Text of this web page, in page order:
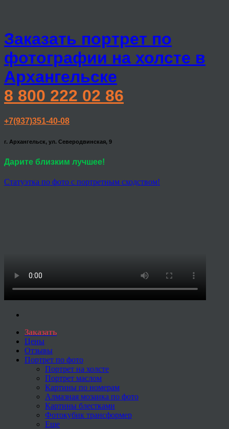
Заказать портрет по
фотографии на холсте в
Архангельске
8 800 222 02 86
+7(937)351-40-08
г. Архангельск, ул. Северодвинская, 9
Дарите близким лучшее!
Статуэтка по фото с портретным сходством!
Заказать
Цены
Отзывы
Портрет по фото
Портрет на холсте
Портрет маслом
Картины по номерам
Алмазная мозаика по фото
Картины блестками
Фотокубик трансформер
Еще